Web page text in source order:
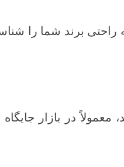
راحتی برند شما را
در بازار